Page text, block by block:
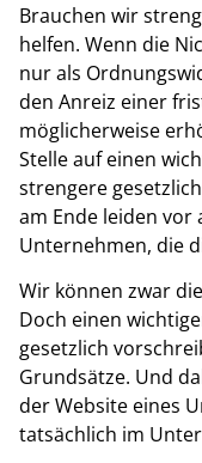
Brauchen wir
helfen. Wenn die
nur als
den Anreiz einer
möglicherweise
Stelle auf einen
strengere
am Ende leiden vor
Unternehmen, die
Wir können zwar
Doch einen
gesetzlich
Grundsätze. Und
der Website eines
tatsächlich im